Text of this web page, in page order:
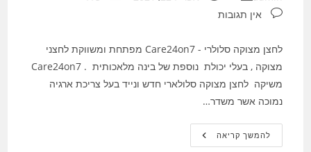
תגובות:אין תגובות
לחצן מצוקה סלולרי - Care24on7 מפתחת ומשווקת לחצני
מצוקה , בעלי יכולת נוספת של בינה מלאכותית . Care24on7
משיקה לחצן מצוקה סלולארי חדש ונייד בעל צריכת ארגיה
נמוכה אשר משדר…
להמשך קריאהלחצן
מצוקה